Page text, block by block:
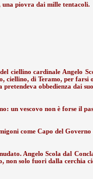
una piovra dai mille tentacoli.
ciellino cardinale Angelo
ciellino, di Teramo, per
obbedienza dai
un vescovo non è forse il
come Capo del
Angelo Scola dal
non solo fuori dalla cerchia